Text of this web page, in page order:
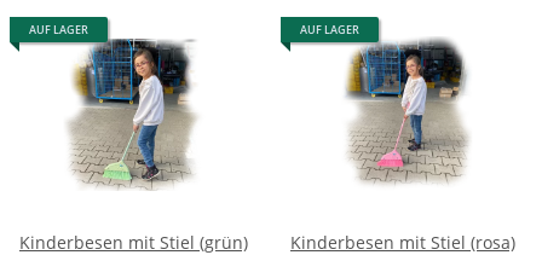
AUF LAGER
Kinderbesen mit Stiel (grün)
AUF LAGER
Kinderbesen mit Stiel (rosa)